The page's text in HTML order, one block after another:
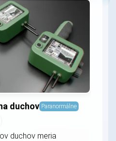
duchov Paranormálne
duchov meria